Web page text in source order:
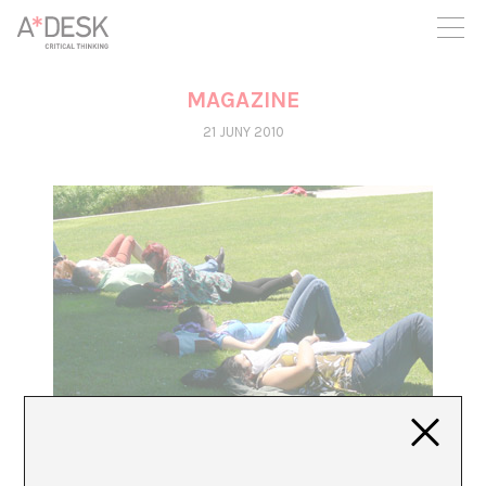
seguim necessitant-te per a poder seguir endavant. Ara pots
participar del projecte i recolzar-lo.
MAGAZINE
21 JUNY 2010